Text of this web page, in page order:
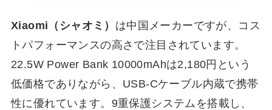
Xiaomi（シャオミ） は中国メーカーですが、コス
トパフォーマンスの高さで注目されています。
22.5W Power Bank 10000mAhは2,180円という
低価格でありながら、USB-Cケーブル内蔵で携帯
性に優れています。9重保護システムを搭載し、